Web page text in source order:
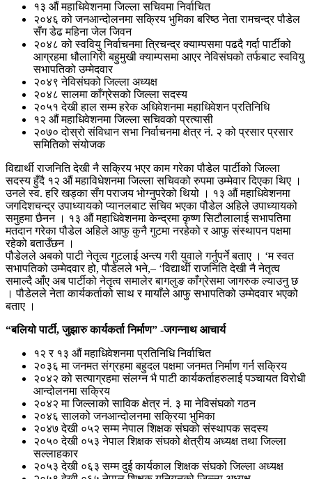
१३ औं महाधिवेशनमा जिल्ला सचिवमा निर्वाचित
२०४६ को जनआन्दोलनमा सक्रिय भुमिका बरिष्ठ नेता रामचन्द्र पौडेल
सँग डेढ महिना जेल जिवन
२०४८ को स्ववियु निर्वाचनमा त्रिचन्द्र क्याम्पसमा पढदै गर्दा पार्टीको
आग्रहमा धौलागिरी बहुमुखी क्याम्पसमा आएर नेविसंघको तर्फबाट स्ववियु
सभापतिको उम्मेदवार
२०४९ नेविसंघको जिल्ला अध्यक्ष
२०४८ सालमा काँग्रेसको जिल्ला सदस्य
२०५१ देखी हाल सम्म हरेक अधिवेशनमा महाधिवेशन प्रतिनिधि
१२ औं महाधिवेशनमा जिल्ला सचिवको प्रत्यासी
२०७० दोस्रो संविधान सभा निर्वाचनमा क्षेत्र नं. २ को प्रसार प्रसार
समितिको संयोजक
विद्यार्थी राजनिति देखी नै सक्रिय भएर काम गरेका पौडेल पार्टीको जिल्ला
सदस्य हुँदै १२ औं महाविधेशनमा जिल्ला सचिवको रुपमा उम्मेवार दिएका थिए ।
उनले स्व. हरि खड्का सँग पराजय भोग्नुपरेको थियो । १३ औं महाधिवेशनमा
जगदिशचन्द्र उपाध्यायको प्यानलबाट सचिव भएका पौडेल अहिले उपाध्यायको
समुहमा छैनन । १३ औं महाधिवेशनमा केन्द्रमा कृष्ण सिटौलालाई सभापतिमा
मतदान गरेका पौडेल अहिले आफु कुनै गुटमा नरहेको र आफु संस्थापन पक्षमा
रहेको बताउँछन ।
पौडेलले अबको पाटी नेतृत्व गुटलाई अन्त्य गरी युवाले गर्नुपर्ने बताए । ‘म स्वत
सभापतिको उम्मेदवार हो, पौडेलले भने,– ‘विद्यार्थी राजनिति देखी नै नेतृत्व
समाल्दै आँए अब पार्टीको नेतृत्व समालेर बागलुङ काँग्रेसमा जागरुक ल्याउनु छ
। पौडेलले नेता कार्यकर्ताको साथ र मायाँले आफु सभापतिको उम्मेदवार भएको
बताए ।
“बलियो पार्टी, जुझारु कार्यकर्ता निर्माण” -जगन्नाथ आचार्य
१२ र १३ औं महाधिवेशनमा प्रतिनिधि निर्वाचित
२०३६ मा जनमत संग्रहमा बहुदल पक्षमा जनमत निर्माण गर्न सक्रिय
२०४२ को सत्याग्रहमा संलग्न भै पाटी कार्यकर्ताहरुलाई पञ्चायत विरोधी
आन्दोलनमा सक्रिय
२०४२ मा जिल्लाको साविक क्षेत्र नं. ३ मा नेविसंघको गठन
२०४६ सालको जनआन्दोलनमा सक्रिया भुमिका
२०४७ देखी ०५२ सम्म नेपाल शिक्षक संघको संस्थापक सदस्य
२०५० देखी ०५३ नेपाल शिक्षक संघको क्षेत्रीय अध्यक्ष तथा जिल्ला
सल्लाहकार
२०५३ देखी ०६३ सम्म दुई कार्यकाल शिक्षक संघको जिल्ला अध्यक्ष